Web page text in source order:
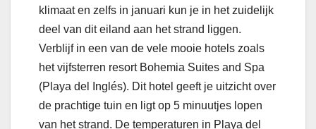
klimaat en zelfs in januari kun je in het zuidelijk
deel van dit eiland aan het strand liggen.
Verblijf in een van de vele mooie hotels zoals
het vijfsterren resort Bohemia Suites and Spa
(Playa del Inglés). Dit hotel geeft je uitzicht over
de prachtige tuin en ligt op 5 minuutjes lopen
van het strand. De temperaturen in Playa del